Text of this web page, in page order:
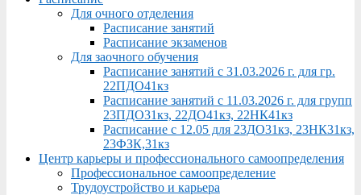
Для очного отделения
Расписание занятий
Расписание экзаменов
Для заочного обучения
Расписание занятий с 31.03.2026 г. для гр.
22ПДО41кз
Расписание занятий с 11.03.2026 г. для групп
23ПДО31кз, 22ДО41кз, 22НК41кз
Расписание с 12.05 для 23ДО31кз, 23НК31кз,
23ФЗК,31кз
Центр карьеры и профессионального самоопределения
Профессиональное самоопределение
Трудоустройство и карьера